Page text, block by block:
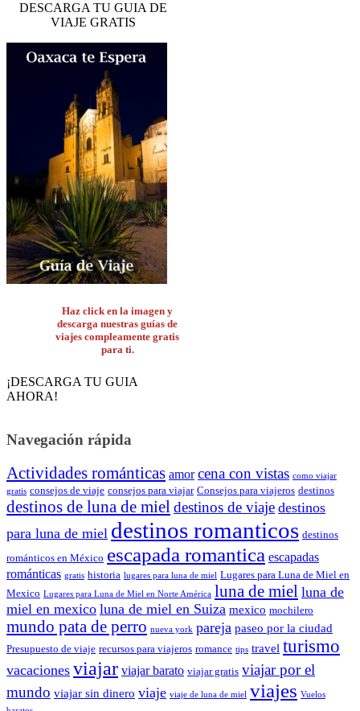
DESCARGA TU GUIA DE
VIAJE GRATIS
Haz click en la imagen y
descarga nuestras guías de
viajes compleamente gratis
para ti.
¡DESCARGA TU GUIA
AHORA!
Navegación rápida
Actividades románticas amor cena con vistas como viajar
gratis consejos de viaje consejos para viajar Consejos para viajeros destinos
destinos de luna de mieldestinos de viaje destinos
para luna de miel destinos romanticos destinos
románticos en México escapada romantica escapadas
románticas gratis historia lugares para luna de miel Lugares para Luna de Miel en
Mexico Lugares para Luna de Miel en Norte América luna de miel luna de
miel en mexico luna de miel en Suiza mexico mochilero
mundo pata de perro nueva york pareja paseo por la ciudad
Presupuesto de viaje recursos para viajeros romance tips travel turismo
vacaciones viajar viajar barato viajar gratis viajar por el
mundo viajar sin dinero viaje viaje de luna de miel viajes Vuelos